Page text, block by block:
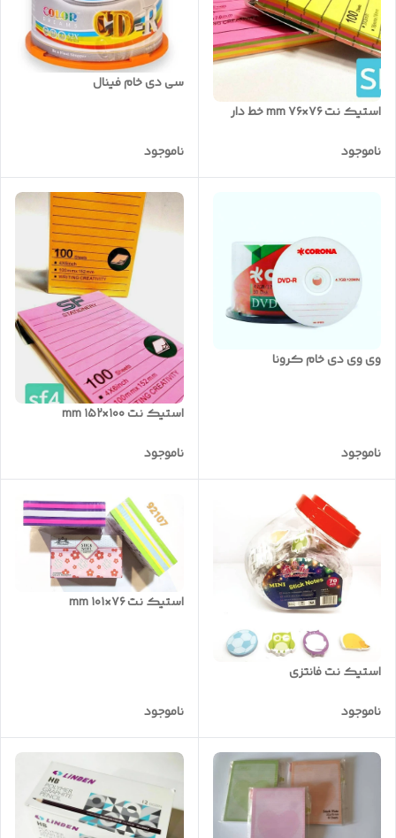
استیک نت ۷۶×۷۶ mm خط دار
ناموجود
سی دی خام فینال
ناموجود
وی وی دی خام کرونا
ناموجود
استیک نت ۱۰۰×۱۵۲ mm
ناموجود
استیک نت فانتزی
ناموجود
استیک نت ۷۶×۱۰۱ mm
ناموجود